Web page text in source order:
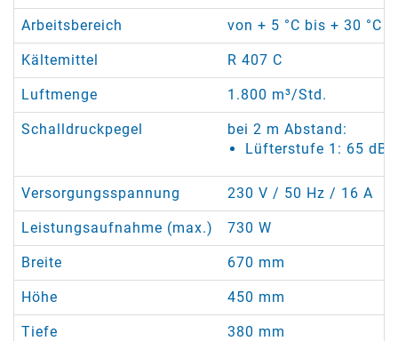
Arbeitsbereich von + 5 °C bis + 30 °C
Kältemittel R 407 C
Luftmenge 1.800 m³/Std.
Schalldruckpegel
bei 2 m Abstand:
Lüfterstufe 1: 65
Versorgungsspannung 230 V / 50 Hz / 16 A
Leistungsaufnahme (max.) 730 W
Breite 670 mm
Höhe 450 mm
Tiefe 380 mm